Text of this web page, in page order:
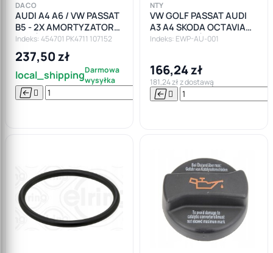
DACO
AUDI A4 A6 / VW PASSAT
B5 - 2X AMORTYZATOR
PRZÓD ODBOJE
PODUSZKI ZESTAW
Indeks: 454701 PK4711 107152
237,50 zł
local_shippingDarmowa
wysyłka
  

NTY
VW GOLF PASSAT AUDI
A3 A4 SKODA OCTAVIA
POMPA WTÓRNEGO
Indeks: EWP-AU-001
166,24 zł
181,24 zł z dostawą
 